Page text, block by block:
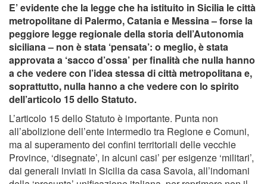
E’ evidente che la legge che ha istituito in Sicilia le città
metropolitane di Palermo, Catania e Messina – forse la
peggiore legge regionale della storia dell’Autonomia
siciliana – non è stata ‘pensata’: o meglio, è stata
approvata a ‘sacco d’ossa’ per finalità che nulla hanno
a che vedere con l’idea stessa di città metropolitana e,
soprattutto, nulla hanno a che vedere con lo spirito
dell’articolo 15 dello Statuto.
L’articolo 15 dello Statuto è importante. Punta non
all’abolizione dell’ente intermedio tra Regione e Comuni,
ma al superamento dei confini territoriali delle vecchie
Province, ‘disegnate’, in alcuni casi’ per esigenze ‘militari’,
dai generali inviati in Sicilia da casa Savoia, all’indomani